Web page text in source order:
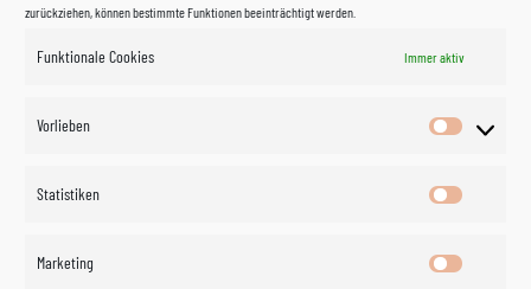
zurückziehen, können bestimmte Funktionen beeinträchtigt werden.
Funktionale Cookies Immer aktiv
Vorlieben
Vorlieben
Statistiken
Marketing